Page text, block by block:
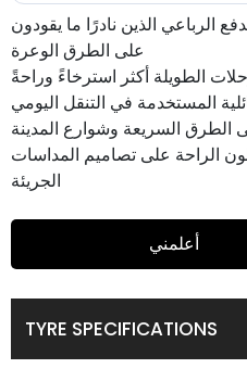
الرباعي الذين نادرًا ما يقودون
على الطرق الوعرة
الطويلة أكثر استرخاءً وراحةً
المستخدمة في التنقل اليومي
الطرق السريعة وشوارع المدينة
الراحة على تصاميم المداسات
الجريئة
أعلمني
TYRE SPECIFICATIONS